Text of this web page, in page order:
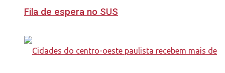
Fila de espera no SUS